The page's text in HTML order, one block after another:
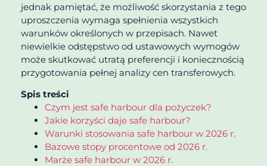
jednak pamiętać, że możliwość skorzystania z tego
uproszczenia wymaga spełnienia wszystkich
warunków określonych w przepisach. Nawet
niewielkie odstępstwo od ustawowych wymogów
może skutkować utratą preferencji i koniecznością
przygotowania pełnej analizy cen transferowych.
Spis treści
Czym jest safe harbour dla pożyczek?
Jakie korzyści daje safe harbour?
Warunki stosowania safe harbour w 2026 r.
Bazowe stopy procentowe od 2026 r.
Marże safe harbour w 2026 r.